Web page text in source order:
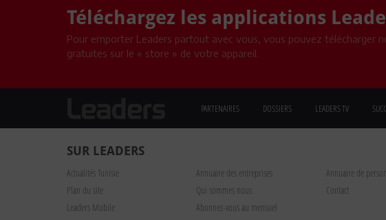
Téléchargez les applications
Pour emporter Leaders partout avec vous, vous pouvez télécharger
gratuites sur le « store » de votre appareil.
PARTENAIRES DOSSIERS LEADERS TV
SUR LEADERS
Actualités Tunisie Annuaire des entreprises
Annuaire de
Plan du site
Qui sommes nous
Contact
Leaders Mobile
Abonnez-vous au mensuel